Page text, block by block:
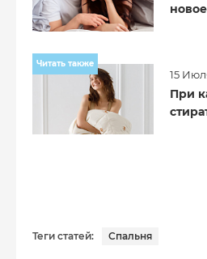
Читать также
15
При
Теги статей: Спальня